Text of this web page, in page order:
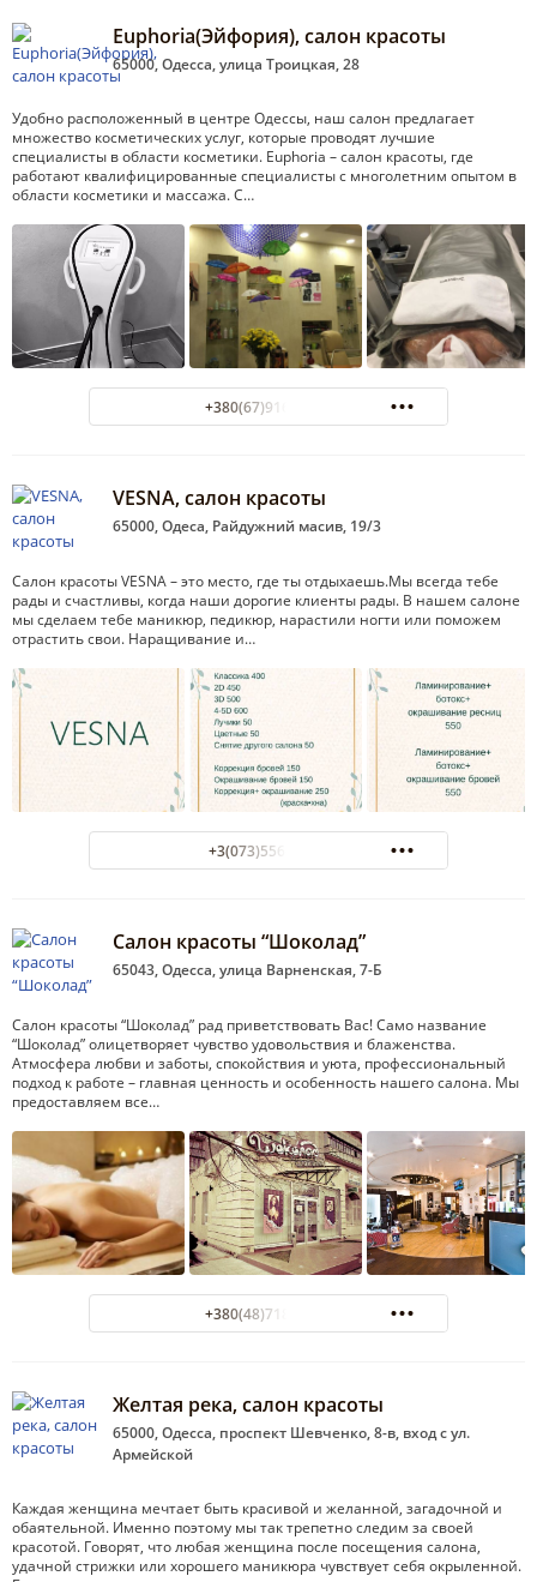
Euphoria(Эйфория), салон красоты
65000, Одесса, улица Троицкая, 28
Удобно расположенный в центре Одессы, наш салон предлагает
множество косметических услуг, которые проводят лучшие
специалисты в области косметики. Euphoria – салон красоты, где
работают квалифицированные специалисты с многолетним опытом в
области косметики и массажа. С…
+380(67)916-83-68
VESNA, салон красоты
65000, Одеса, Райдужний масив, 19/3
Салон красоты VESNA – это место, где ты отдыхаешь.Мы всегда тебе
рады и счастливы, когда наши дорогие клиенты рады. В нашем салоне
мы сделаем тебе маникюр, педикюр, нарастили ногти или поможем
отрастить свои. Наращивание и…
+3(073)556-57-55
Салон красоты “Шоколад”
65043, Одесса, улица Варненская, 7-Б
Салон красоты “Шоколад” рад приветствовать Вас! Само название
“Шоколад” олицетворяет чувство удовольствия и блаженства.
Атмосфера любви и заботы, спокойствия и уюта, профессиональный
подход к работе – главная ценность и особенность нашего салона. Мы
предоставляем все…
+380(48)718-69-70
Желтая река, салон красоты
65000, Одесса, проспект Шевченко, 8-в, вход с ул.
Армейской
Каждая женщина мечтает быть красивой и желанной, загадочной и
обаятельной. Именно поэтому мы так трепетно следим за своей
красотой. Говорят, что любая женщина после посещения салона,
удачной стрижки или хорошего маникюра чувствует себя окрыленной.